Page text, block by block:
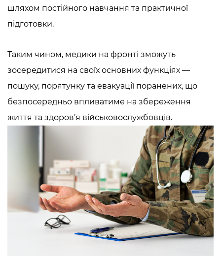
шляхом постійного навчання та практичної
підготовки.
Таким чином, медики на фронті зможуть
зосередитися на своїх основних функціях —
пошуку, порятунку та евакуації поранених, що
безпосередньо впливатиме на збереження
життя та здоров’я військовослужбовців.